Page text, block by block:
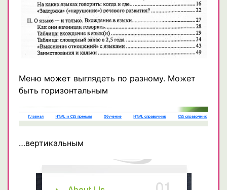
Меню может выглядеть по разному. Может
быть горизонтальным
…вертикальным